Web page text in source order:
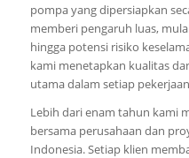
pompa yang dipersiapkan
memberi pengaruh luas,
hingga potensi risiko
kami menetapkan kualitas
utama dalam setiap
Lebih dari enam tahun kami
bersama perusahaan dan
Indonesia. Setiap klien